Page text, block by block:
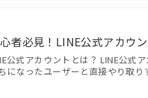
者必見！LINE公式アカウ
公式アカウントとは？ LINE公式
になったユーザーと直接やり取